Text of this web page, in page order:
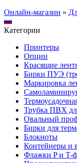
Онлайн-магазин »
Категории
Принтеры
Опции
Красящие
Бирки ПУЭ
Маркировка
Трубка ПВХ
Овальный
Бирки для
Блокноты
Контейнеры и
Флажки P и T-